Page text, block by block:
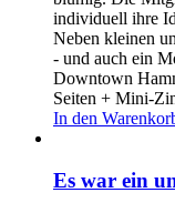
individuell ihre
Neben kleinen
- und auch ein
Downtown
Seiten + Mini-
In den
Es war ein